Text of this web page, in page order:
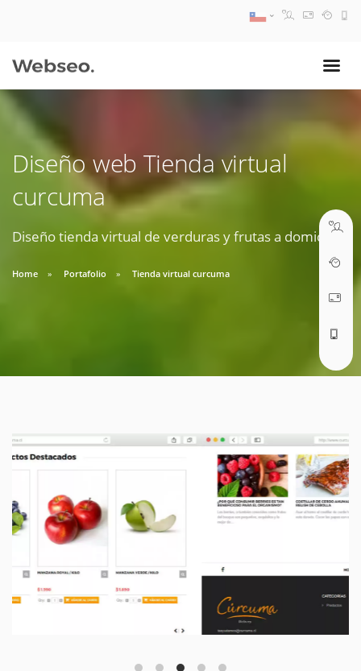
Diseño web Tienda virtual
curcuma
Diseño tienda virtual de verduras y frutas a domicilio.
Home Portafolio Tienda virtual curcuma
09:30 AM A 18:30 PM
soporte@webseo.cl